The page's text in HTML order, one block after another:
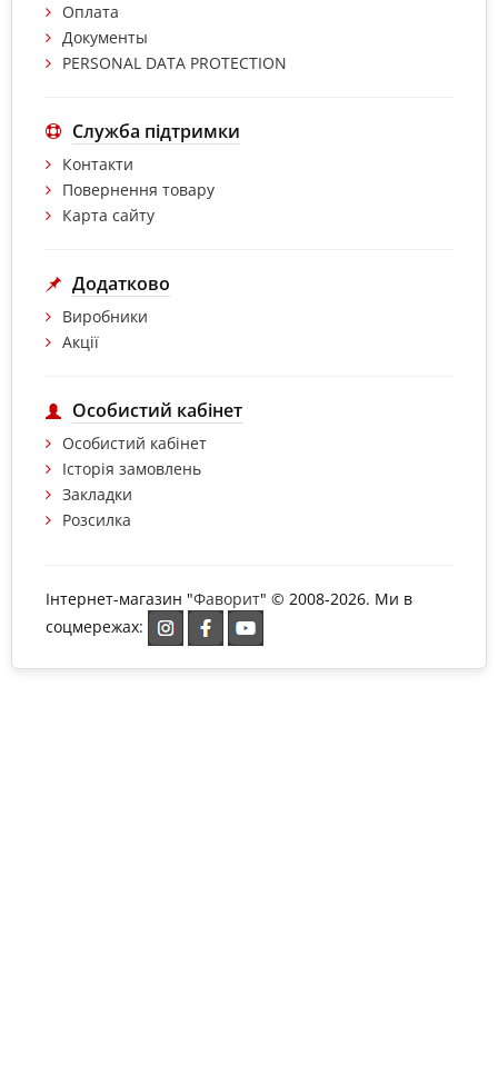
Оплата
Документы
PERSONAL DATA PROTECTION
Служба підтримки
Контакти
Повернення товару
Карта сайту
Додатково
Виробники
Акції
Особистий кабінет
Особистий кабінет
Історія замовлень
Закладки
Розсилка
Інтернет-магазин "Фаворит" © 2008-2026. Ми в
соцмережах: